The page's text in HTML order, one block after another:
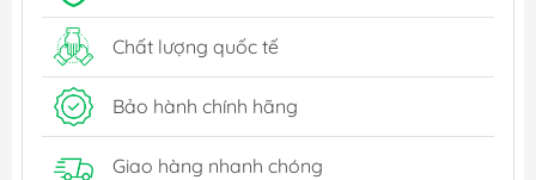
Chất lượng quốc tế
Bảo hành chính hãng
Giao hàng nhanh chóng